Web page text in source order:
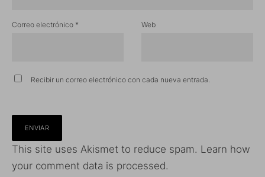
Correo electrónico * Web
Recibir un correo electrónico con cada nueva entrada.
This site uses Akismet to reduce spam. Learn how
your comment data is processed.